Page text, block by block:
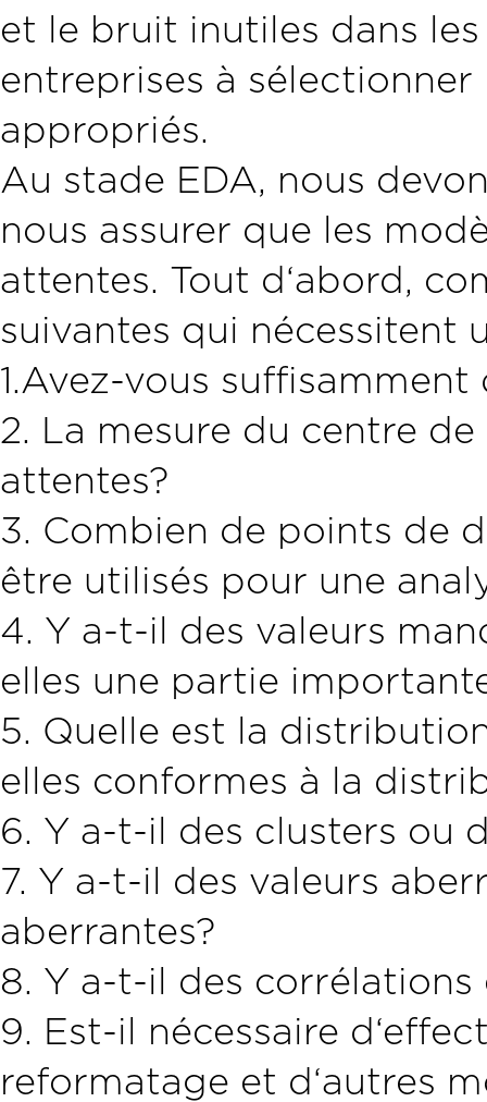
et le bruit inutiles dans
entreprises à
appropriés.
Au stade EDA, nous
nous assurer que les
attentes. Tout d‘abord,
suivantes qui nécessitent
1.Avez-vous
2. La mesure du centre
attentes?
3. Combien de points de
être utilisés pour une
4. Y a-t-il des valeurs
elles une partie
5. Quelle est la
elles conformes à la
6. Y a-t-il des clusters ou
7. Y a-t-il des valeurs
aberrantes?
8. Y a-t-il des
9. Est-il nécessaire
reformatage et d‘autres